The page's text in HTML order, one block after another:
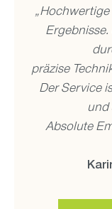
Ergebnisse.
präzise
Der Service
und
Absolute